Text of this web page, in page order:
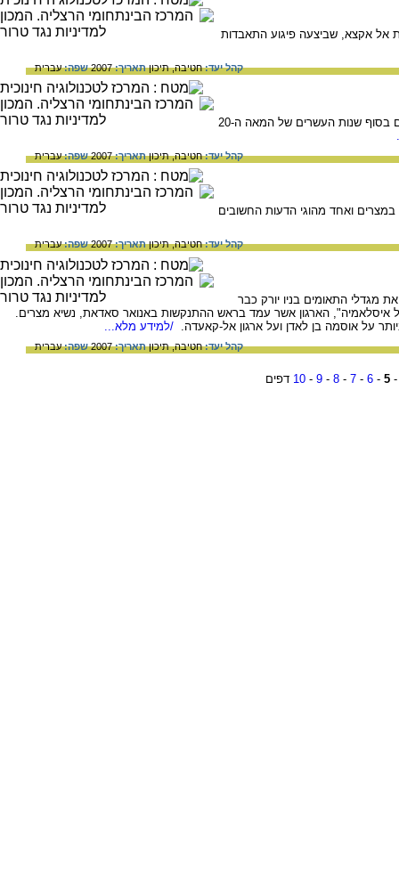
אקצא, שביצעה פיגוע התאבדות
קהל יעד:חטיבה,תיכוןתאריך:2007 שפה:עברית
על חסן אלבנא, מורה ומחנך מצרי, אשר הקים בסוף שנות העשרים של המאה ה-20
קהל יעד:חטיבה,תיכוןתאריך:2007 שפה:עברית
ואחד מהוגי הדעות החשובים
קהל יעד:חטיבה,תיכוןתאריך:2007 שפה:עברית
מגדלי התאומים בניו יורק כבר
אל איסלאמיה", הארגון אשר עמד בראש ההתנקשות באנואר סאדאת, נשיא מצרים.
על אוסמה בן לאדן ועל ארגון אל-קאעדה.
/למידע מלא...
קהל יעד:חטיבה,תיכוןתאריך:2007 שפה:עברית
5
-
6
-
7
-
8
-
9
-
10 דפים